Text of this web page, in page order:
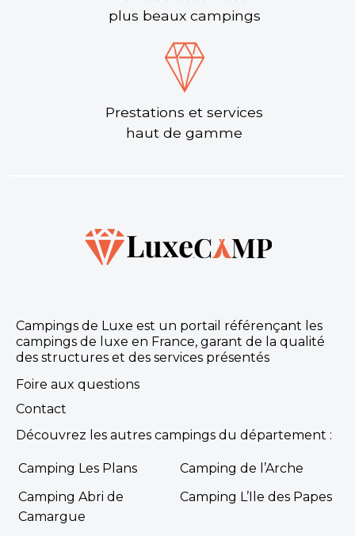
plus beaux campings
Prestations et services
haut de gamme
Campings de Luxe est un portail référençant les
campings de luxe en France, garant de la qualité
des structures et des services présentés
Foire aux questions
Contact
Découvrez les autres campings du département :
Camping Les Plans
Camping de l’Arche
Camping Abri de
Camargue
Camping L’Ile des Papes